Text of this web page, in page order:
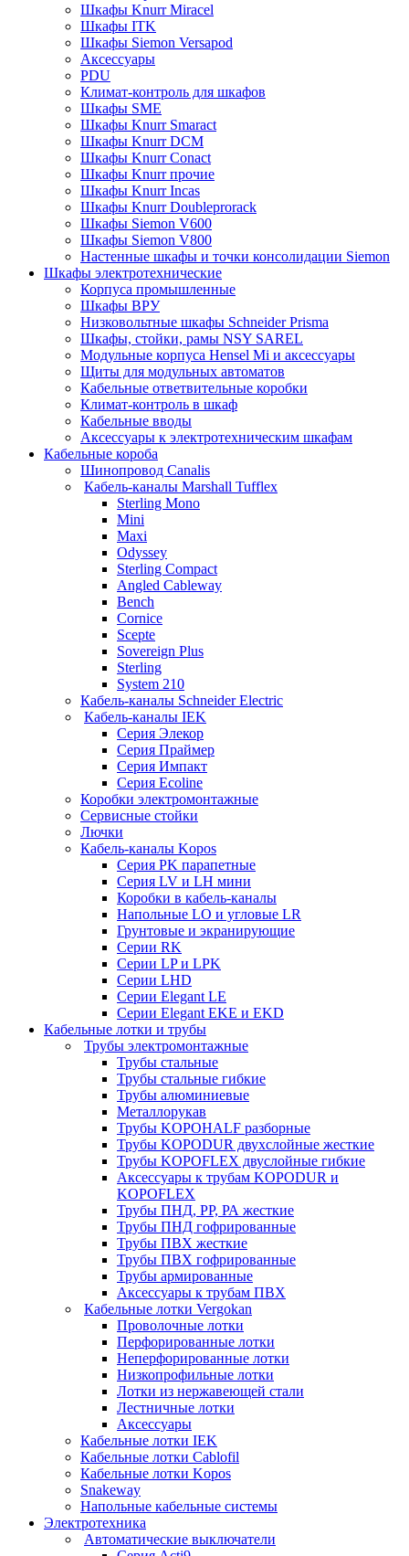
Шкафы Knurr Miracel
Шкафы ITK
Шкафы Siemon Versapod
Аксессуары
PDU
Климат-контроль для шкафов
Шкафы SME
Шкафы Knurr Smaract
Шкафы Knurr DCM
Шкафы Knurr Conact
Шкафы Knurr прочие
Шкафы Knurr Incas
Шкафы Knurr Doubleprorack
Шкафы Siemon V600
Шкафы Siemon V800
Настенные шкафы и точки консолидации Siemon
Шкафы электротехнические
Корпуса промышленные
Шкафы ВРУ
Низковольтные шкафы Schneider Prisma
Шкафы, стойки, рамы NSY SAREL
Модульные корпуса Hensel Mi и аксессуары
Щиты для модульных автоматов
Кабельные ответвительные коробки
Климат-контроль в шкаф
Кабельные вводы
Аксессуары к электротехническим шкафам
Кабельные короба
Шинопровод Canalis
Кабель-каналы Marshall Tufflex
Sterling Mono
Mini
Maxi
Odyssey
Sterling Compact
Angled Cableway
Bench
Cornice
Scepte
Sovereign Plus
Sterling
System 210
Кабель-каналы Schneider Electric
Кабель-каналы IEK
Серия Элекор
Серия Праймер
Серия Импакт
Серия Ecoline
Коробки электромонтажные
Сервисные стойки
Лючки
Кабель-каналы Kopos
Серия PK парапетные
Серия LV и LH мини
Коробки в кабель-каналы
Напольные LO и угловые LR
Грунтовые и экранирующие
Серии RK
Серии LP и LPK
Серии LHD
Серии Elegant LE
Серии Elegant EKE и EKD
Кабельные лотки и трубы
Трубы электромонтажные
Трубы стальные
Трубы стальные гибкие
Трубы алюминиевые
Металлорукав
Трубы KOPOHALF разборные
Трубы KOPODUR двухслойные жесткие
Трубы KOPOFLEX двуслойные гибкие
Аксессуары к трубам KOPODUR и
KOPOFLEX
Трубы ПНД, РР, РА жесткие
Трубы ПНД гофрированные
Трубы ПВХ жесткие
Трубы ПВХ гофрированные
Трубы армированные
Аксессуары к трубам ПВХ
Кабельные лотки Vergokan
Проволочные лотки
Перфорированные лотки
Неперфорированные лотки
Низкопрофильные лотки
Лотки из нержавеющей стали
Лестничные лотки
Аксессуары
Кабельные лотки IEK
Кабельные лотки Cablofil
Кабельные лотки Kopos
Snakeway
Напольные кабельные системы
Электротехника
Автоматические выключатели